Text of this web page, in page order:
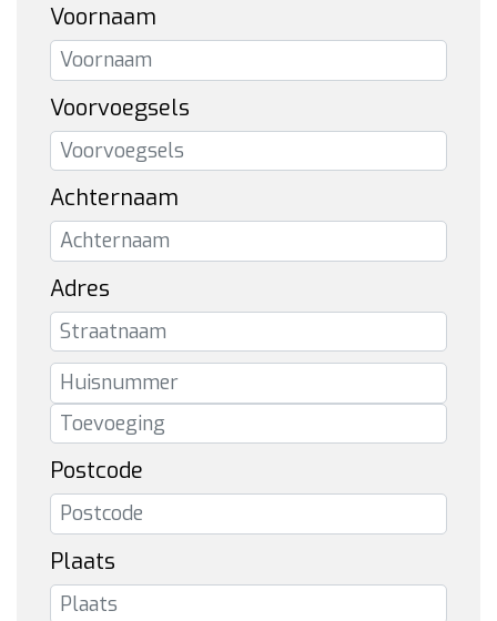
Voornaam
Voorvoegsels
Achternaam
Adres
Postcode
Plaats